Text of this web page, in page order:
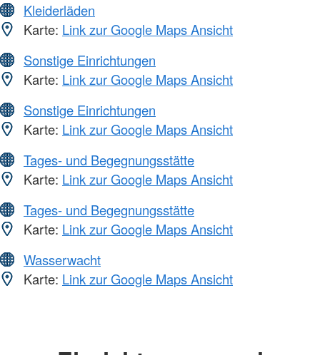
Kleiderläden
Karte: Link zur Google Maps Ansicht
Sonstige Einrichtungen
Karte: Link zur Google Maps Ansicht
Sonstige Einrichtungen
Karte: Link zur Google Maps Ansicht
Tages- und Begegnungsstätte
Karte: Link zur Google Maps Ansicht
Tages- und Begegnungsstätte
Karte: Link zur Google Maps Ansicht
Wasserwacht
Karte: Link zur Google Maps Ansicht